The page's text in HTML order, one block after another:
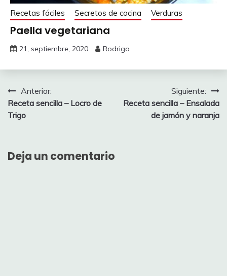
Recetas fáciles Secretos de cocina Verduras
Paella vegetariana
21, septiembre, 2020 Rodrigo
Navegación
de
Anterior:
Receta sencilla – Locro de
Trigo
Siguiente:
Receta sencilla – Ensalada
de jamón y naranja
Deja un comentario